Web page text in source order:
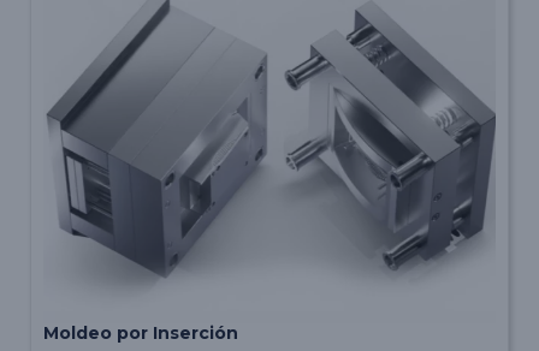
Moldeo por Inserción